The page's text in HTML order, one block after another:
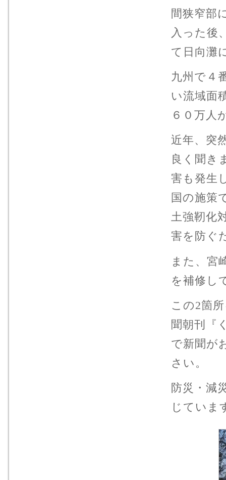
間狭窄部
入った後
て日向灘
九州で４
い流域面
６０万人
近年、突
良く聞き
害も発生
国の施策
土強靭化
害を防ぐ
また、宮
を補修し
この2箇
聞朝刊『
で新聞が
さい。
防災・減
じていま